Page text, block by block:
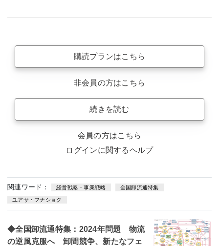
購読プランはこちら
非会員の方はこちら
続きを読む
会員の方はこちら
ログインに関するヘルプ
関連ワード： 経営戦略・事業戦略 全国卸流通特集
ユアサ・フナショク
◆全国卸流通特集：2024年問題 物流
の逆風克服へ 卸間競争、新たなフェ